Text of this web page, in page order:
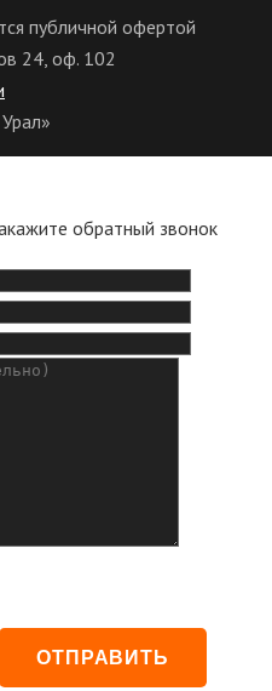
публичной офертой
24, оф. 102
обратный звонок